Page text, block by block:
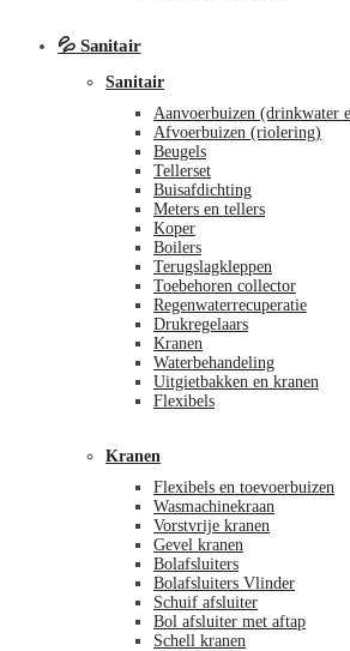
💦 Sanitair
Sanitair
Aanvoerbuizen (drinkwater
Afvoerbuizen (riolering)
Beugels
Tellerset
Buisafdichting
Meters en tellers
Koper
Boilers
Terugslagkleppen
Toebehoren collector
Regenwaterrecuperatie
Drukregelaars
Kranen
Waterbehandeling
Uitgietbakken en kranen
Flexibels
Kranen
Flexibels en toevoerbuizen
Wasmachinekraan
Vorstvrije kranen
Gevel kranen
Bolafsluiters
Bolafsluiters Vlinder
Schuif afsluiter
Bol afsluiter met aftap
Schell kranen